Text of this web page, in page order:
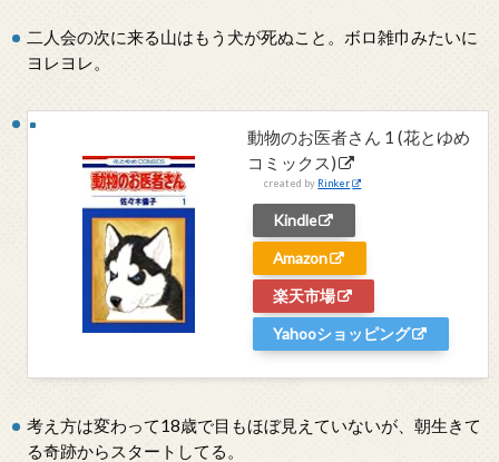
二人会の次に来る山はもう犬が死ぬこと。ボロ雑巾みたいに
ヨレヨレ。
動物のお医者さん 1 (花とゆめ
コミックス)
created by Rinker
Kindle
Amazon
楽天市場
Yahooショッピング
考え方は変わって18歳で目もほぼ見えていないが、朝生きて
る奇跡からスタートしてる。